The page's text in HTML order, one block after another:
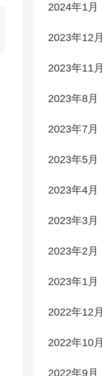
2024年1月
2023年12月
2023年11月
2023年8月
2023年7月
2023年5月
2023年4月
2023年3月
2023年2月
2023年1月
2022年12月
2022年10月
2022年9月